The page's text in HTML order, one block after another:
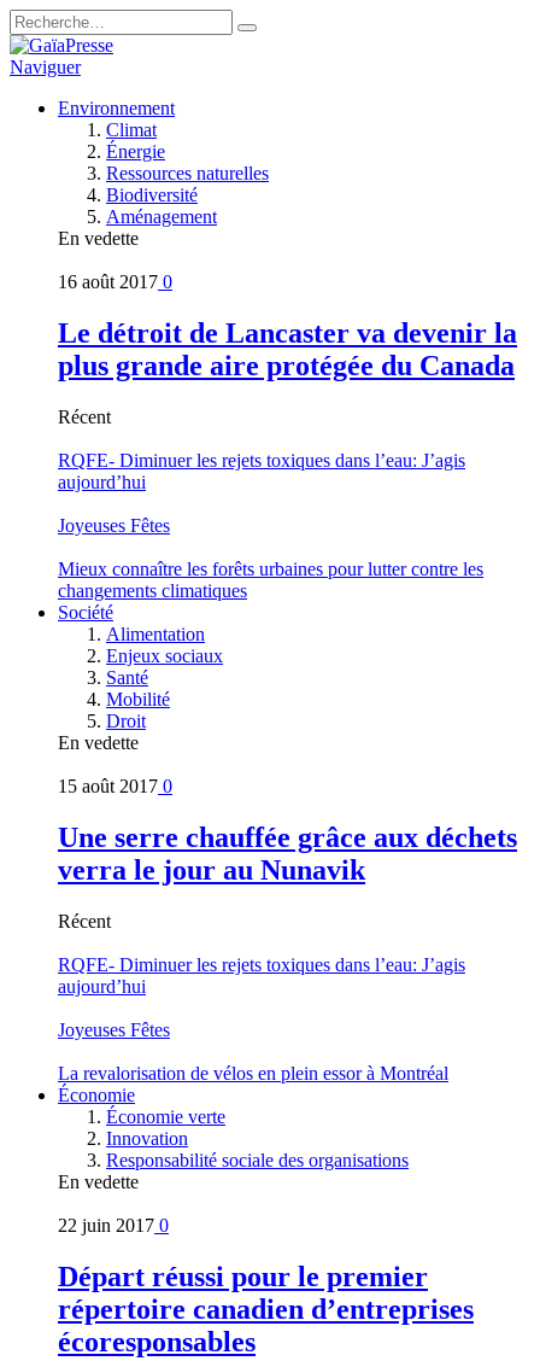
Naviguer
Environnement
Climat
Énergie
Ressources naturelles
Biodiversité
Aménagement
En vedette
16 août 2017 0
Le détroit de Lancaster va devenir la
plus grande aire protégée du Canada
Récent
RQFE- Diminuer les rejets toxiques dans l’eau: J’agis
aujourd’hui
Joyeuses Fêtes
Mieux connaître les forêts urbaines pour lutter contre les
changements climatiques
Société
Alimentation
Enjeux sociaux
Santé
Mobilité
Droit
En vedette
15 août 2017 0
Une serre chauffée grâce aux déchets
verra le jour au Nunavik
Récent
RQFE- Diminuer les rejets toxiques dans l’eau: J’agis
aujourd’hui
Joyeuses Fêtes
La revalorisation de vélos en plein essor à Montréal
Économie
Économie verte
Innovation
Responsabilité sociale des organisations
En vedette
22 juin 2017 0
Départ réussi pour le premier
répertoire canadien d’entreprises
écoresponsables